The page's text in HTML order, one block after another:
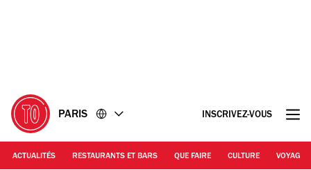
PARIS INSCRIVEZ-VOUS
ACTUALITÉS RESTAURANTS ET BARS QUE FAIRE CULTURE VOYAGE